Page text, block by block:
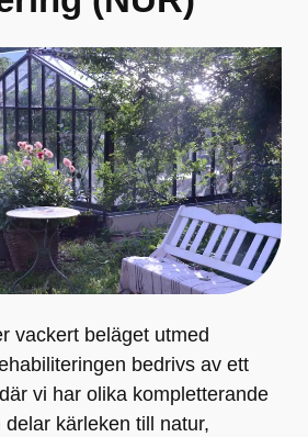
vackert beläget utmed
bedrivs av ett
vi har olika kompletterande
kärleken till natur,